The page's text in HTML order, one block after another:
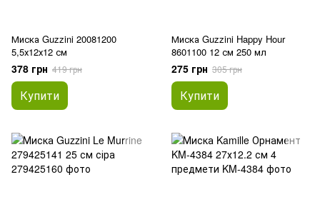
Миска Guzzini 20081200
5,5х12х12 см
378 грн 419 грн
Купити
Миска Guzzini Happy Hour
8601100 12 см 250 мл
275 грн 305 грн
Купити